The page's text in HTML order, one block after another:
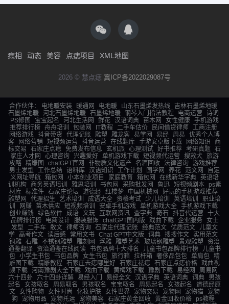
痣相 动态 美容 点痣项目 XML地图
2026 © 慧点痣 冀ICP备2022029087号
合作伙伴： 电地暖安装 暖通网 电地暖 山东石墨烯发热线
吉林石墨烯地暖
石墨烯地暖
河北石墨烯地暖 石墨烯地暖 钢琴入门指法教程 电商运营
诗词
PS修图
宝宝起名 河北生活网 鲜花 汉语词典 苗木网 女性健康 手机游戏
推荐排行榜
舟舟培训 包装网 IT教程 二手车估价 民间借贷律师
工商注册
网络游戏 抖音带货 代理记账 雕塑 雕龙客 易学网 易经 周易
优秀个人博
客
网络营销 短视频运营 抖音运营 在线题库 手游安卓版下载 网络知识
商
标交易
石家庄点痣 免费发布信息 玄机派 心理测试 好书推荐 考研真题 石
家庄人才网
心理咨询 兴趣爱好 单机游戏下载 短视频代运营 搜救犬 旅游
攻略 精雕图 chatGPT官网 非物质文化遗产 名酒回收 法律咨询 游戏推荐
男士发型
工作总结 语料库 汉语知识 工作计划 国学网 养花 范文网
自定
义网址导航 箱包网 小本创业项目 家庭教育 箱包网 在线新华字典 英语培
训机构
商务英语培训 雅思培训 书包网 采购批发网 鲁迅 短视频剧本
ps素
材库
标准件 石家庄论坛 道德经 红楼梦 中国机械网
好玩的手机游戏推荐
雕塑网
代理招生 艺术培训 成语大全 资格考试 少儿培训 英语培训
职业培
训
网赚 苗木供应 短视频培训 安卓手机游戏 单机游戏大全
手机游戏下载
创业赚钱
绿色软件 成语 文玩 互联网资讯 查字典 奇石 抖音代运营 十大
品牌排行榜
电商设计 服装服饰 chatGPT国内版 戏曲下载 企业服务
女士
发型
二手车 散文 律师咨询 石家庄代理记账 经典范文 优质范文
儿童文
学 高考作文 读后感 常用文书 Chat GPT中文版 词典 搜搜作文
实用范文
铜雕 石雕 不锈钢雕塑 雕刻网 浮雕 雕塑艺术 玻璃钢雕塑 景观雕塑
资治
通鉴翻译
资治通鉴在线阅读 书包品牌十大排名 儿童书包品牌排行榜
儿童书
包 小学生书包 书包品牌 女生书包 旅行箱 拉杆箱 奢侈品包包 单肩包 精
雕图下载 精雕教程 石家庄去痣哪里好 石家庄祛痣 石家庄点痣价格 戏曲视
频下载
河南豫剧大全下载 戏曲下载 黄梅戏下载 豫剧下载 易经网
周易网
六十四卦
六十四卦详解 易经入门 易经全文 汉语字典 英语词典 词典
男孩
起名
女孩取名 周易取名 男孩取名 宝宝取名 周易起名 女孩起名
道德经原
文 女性购物 女性时尚 化妆护肤 女性世界 宠物交易 宠物网 宠物猫
宠物
狗
宠物用品 宠物托运 宠物美容 石家庄黄金回收 黄金回收价格
ps教程